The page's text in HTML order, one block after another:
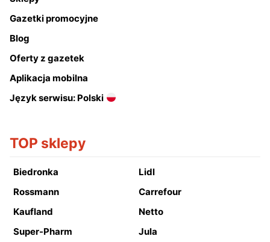
Gazetki promocyjne
Blog
Oferty z gazetek
Aplikacja mobilna
Język serwisu: Polski
TOP sklepy
Biedronka
Lidl
Rossmann
Carrefour
Kaufland
Netto
Super-Pharm
Jula